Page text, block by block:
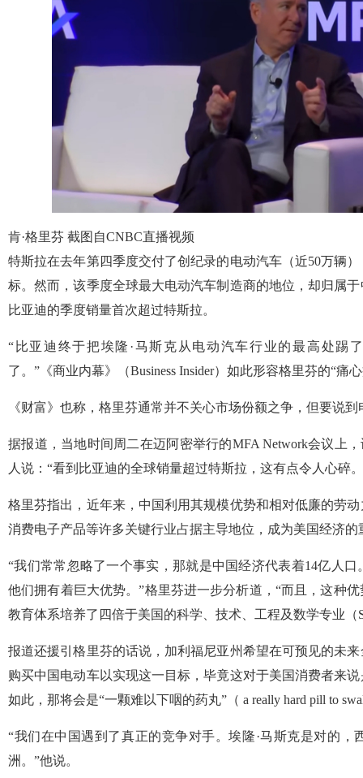
肯·格里芬 截图自CNBC直播视频
特斯拉在去年第四季度交付了创纪录的电动汽车（近50万辆
标。然而，该季度全球最大电动汽车制造商的地位，却归属
比亚迪的季度销量首次超过特斯拉。
“比亚迪终于把埃隆·马斯克从电动汽车行业的最高处
了。”《商业内幕》（Business Insider）如此形容格里芬的“痛
《财富》也称，格里芬通常并不关心市场份额之争，但要说
据报道，当地时间周二在迈阿密举行的MFA Network会议上
人说：“看到比亚迪的全球销量超过特斯拉，这有点令人心碎
格里芬指出，近年来，中国利用其规模优势和相对低廉的劳
消费电子产品等许多关键行业占据主导地位，成为美国经济的
“我们常常忽略了一个事实，那就是中国经济代表着14亿人
他们拥有着巨大优势。”格里芬进一步分析道，“而且，这种
教育体系培养了四倍于美国的科学、技术、工程及数学专业（
报道还援引格里芬的话说，加利福尼亚州希望在可预见的未
购买中国电动车以实现这一目标，毕竟这对于美国消费者来
如此，那将会是“一颗难以下咽的药丸”（ a really hard pill to
“我们在中国遇到了真正的竞争对手。埃隆·马斯克是对的
洲。”他说。